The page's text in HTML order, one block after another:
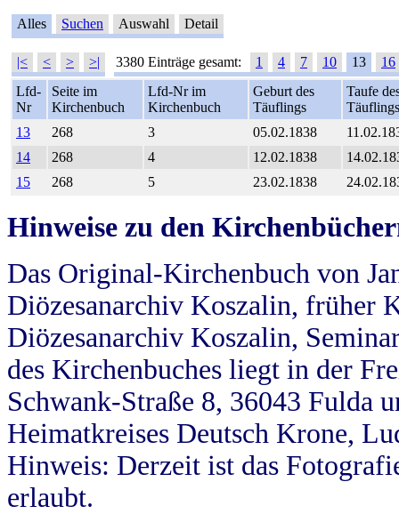
Alles Suchen Auswahl Detail
|< < > >| 3380 Einträge gesamt: 1 4 7 10 13
16
Lfd-
Nr
Seite im
Kirchenbuch
Lfd-Nr im
Kirchenbuch
Geburt des
Täuflings
Taufe
Täuflings
13
268 3 05.02.1838
14
268 4 12.02.1838
15
268 5 23.02.1838
Hinweise zu den
Das Original-Kirchenbuch von
Diözesanarchiv Koszalin, früher
Diözesanarchiv Koszalin,
des Kirchenbuches liegt in der
Schwank-Straße 8, 36043 Fulda
Heimatkreises Deutsch Krone,
Hinweis: Derzeit ist das
erlaubt.